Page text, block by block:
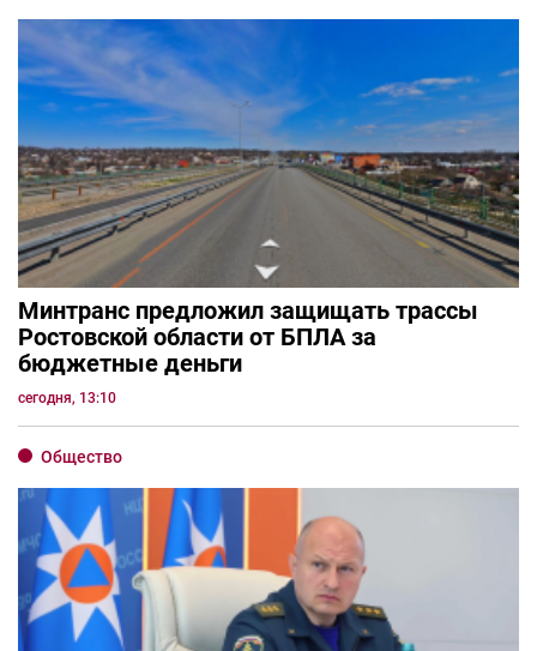
Минтранс предложил защищать трассы
Ростовской области от БПЛА за
бюджетные деньги
сегодня, 13:10
Общество